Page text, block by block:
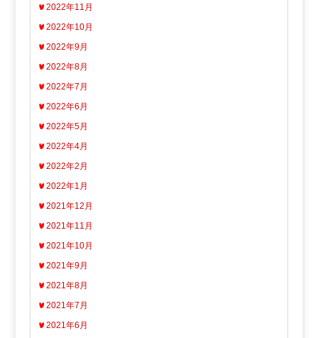
2022年11月
2022年10月
2022年9月
2022年8月
2022年7月
2022年6月
2022年5月
2022年4月
2022年2月
2022年1月
2021年12月
2021年11月
2021年10月
2021年9月
2021年8月
2021年7月
2021年6月